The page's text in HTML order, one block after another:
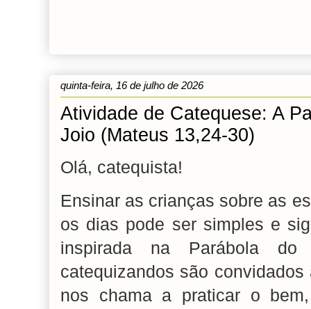
quinta-feira, 16 de julho de 2026
Atividade de Catequese: A
Joio (Mateus 13,24-30)
Olá, catequista!
Ensinar as crianças sobre as
os dias pode ser simples e
inspirada na Parábola
catequizandos são
nos chama a praticar o